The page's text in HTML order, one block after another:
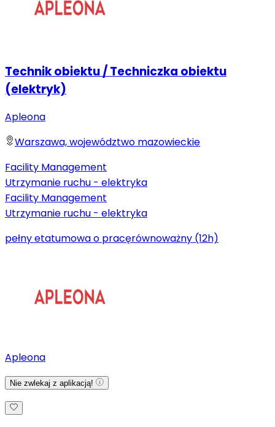
Technik obiektu / Techniczka obiektu
(elektryk)
Apleona
Warszawa, województwo mazowieckie
Facility Management
Utrzymanie ruchu - elektryka
Facility Management
Utrzymanie ruchu - elektryka
pełny etatumowa o pracęrównoważny (12h)
Apleona
Nie zwlekaj z aplikacją!